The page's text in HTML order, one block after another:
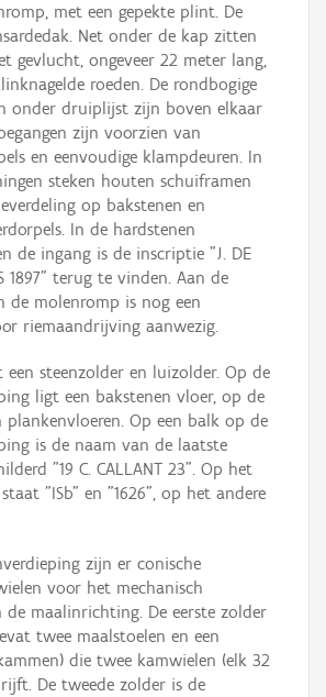
met een gepekte plint. De
Net onder de kap zitten
gevlucht, ongeveer 22 meter lang,
roeden. De rondbogige
onder druiplijst zijn boven elkaar
zijn voorzien van
en eenvoudige klampdeuren. In
steken houten schuiframen
op bakstenen en
In de hardstenen
de ingang is de inscriptie "J. DE
1897" terug te vinden. Aan de
de molenromp is nog een
riemaandrijving aanwezig.
een steenzolder en luizolder. Op de
ligt een bakstenen vloer, op de
Op een balk op de
is de naam van de laatste
"19 C. CALLANT 23". Op het
"ISb" en "1626", op het andere
zijn er conische
voor het mechanisch
maalinrichting. De eerste zolder
twee maalstoelen en een
die twee kamwielen (elk 32
De tweede zolder is de